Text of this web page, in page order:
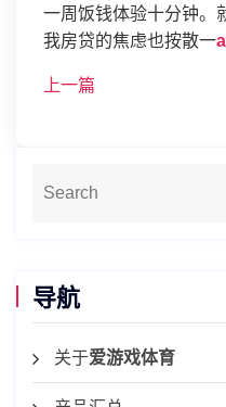
一周饭钱体验十分钟。
我房贷的焦虑也按散一
上一篇
导航
关于爱游戏体育